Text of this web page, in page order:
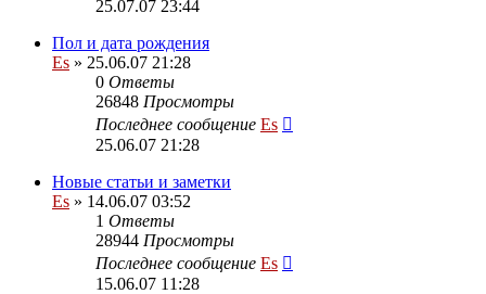
25.07.07 23:44
Пол и дата рождения
Es » 25.06.07 21:28
0 Ответы
26848 Просмотры
Последнее сообщение Es
25.06.07 21:28
Новые статьи и заметки
Es » 14.06.07 03:52
1 Ответы
28944 Просмотры
Последнее сообщение Es
15.06.07 11:28